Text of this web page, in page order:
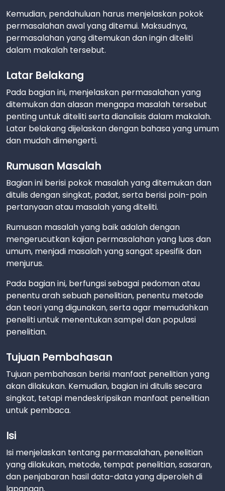
Kemudian, pendahuluan harus menjelaskan pokok
permasalahan awal yang ditemui. Maksudnya,
permasalahan yang ditemukan dan ingin diteliti
dalam makalah tersebut.
Latar Belakang
Pada bagian ini, menjelaskan permasalahan yang
ditemukan dan alasan mengapa masalah tersebut
penting untuk diteliti serta dianalisis dalam makalah.
Latar belakang dijelaskan dengan bahasa yang umum
dan mudah dimengerti.
Rumusan Masalah
Bagian ini berisi pokok masalah yang ditemukan dan
ditulis dengan singkat, padat, serta berisi poin-poin
pertanyaan atau masalah yang diteliti.
Rumusan masalah yang baik adalah dengan
mengerucutkan kajian permasalahan yang luas dan
umum, menjadi masalah yang sangat spesifik dan
menjurus.
Pada bagian ini, berfungsi sebagai pedoman atau
penentu arah sebuah penelitian, penentu metode
dan teori yang digunakan, serta agar memudahkan
peneliti untuk menentukan sampel dan populasi
penelitian.
Tujuan Pembahasan
Tujuan pembahasan berisi manfaat penelitian yang
akan dilakukan. Kemudian, bagian ini ditulis secara
singkat, tetapi mendeskripsikan manfaat penelitian
untuk pembaca.
Isi
Isi menjelaskan tentang permasalahan, penelitian
yang dilakukan, metode, tempat penelitian, sasaran,
dan penjabaran hasil data-data yang diperoleh di